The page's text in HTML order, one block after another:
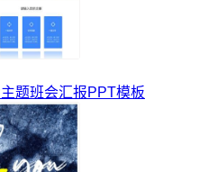
题班会汇报PPT模板